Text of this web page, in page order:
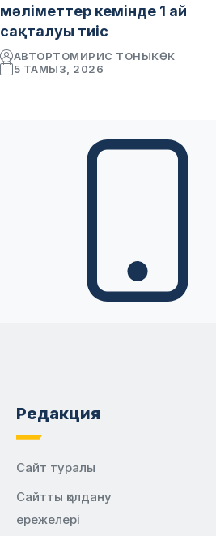
мәліметтер кемінде 1 ай
сақталуы тиіс
АВТОРТОМИРИС ТОНЫКӨК
5 ТАМЫЗ, 2026
Редакция
Сайт туралы
Сайтты қолдану
ережелері